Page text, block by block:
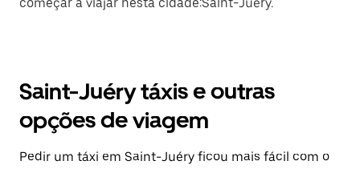
Saint-Juéry táxis e outras
opções de viagem
Pedir um táxi em Saint-Juéry ficou mais fácil com o